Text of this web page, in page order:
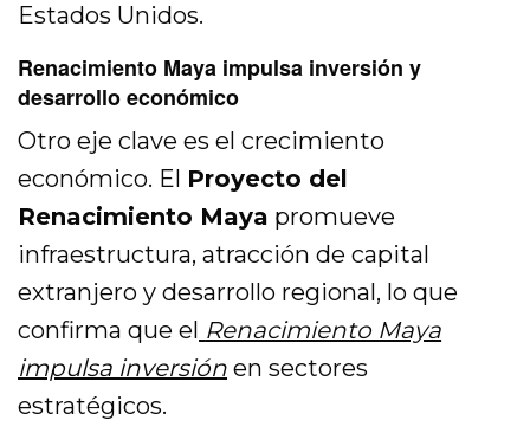
Estados Unidos.
Renacimiento Maya impulsa inversión y
desarrollo económico
Otro eje clave es el crecimiento
económico. El Proyecto del
Renacimiento Maya promueve
infraestructura, atracción de capital
extranjero y desarrollo regional, lo que
confirma que el Renacimiento Maya
impulsa inversión en sectores
estratégicos.